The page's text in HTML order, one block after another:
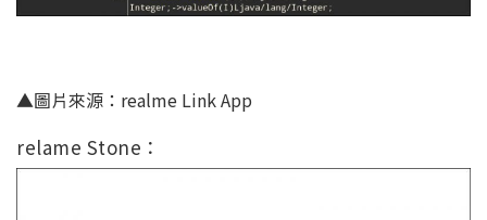
▲圖片來源：realme Link App
relame Stone：